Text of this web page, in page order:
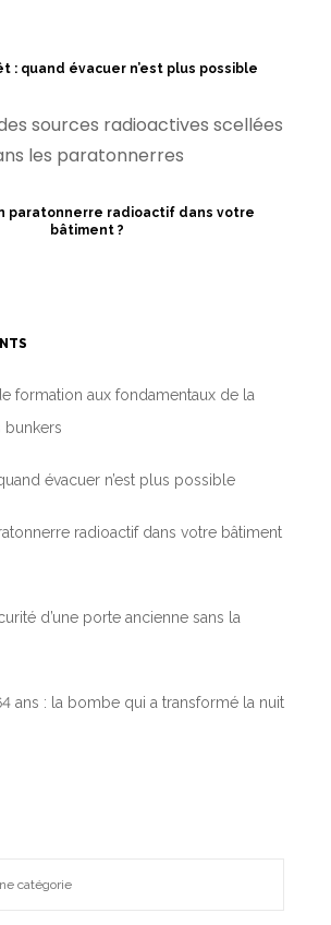
: quand évacuer n’est plus possible
paratonnerre radioactif dans votre
bâtiment ?
formation aux fondamentaux de la
évacuer n’est plus possible
radioactif dans votre bâtiment
d’une porte ancienne sans la
ans : la bombe qui a transformé la nuit